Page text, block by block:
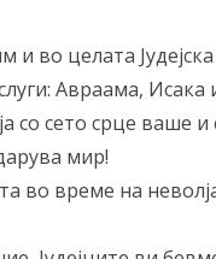
и во целата
Авраама, Исака
со сето срце ваше
мир!
во време на